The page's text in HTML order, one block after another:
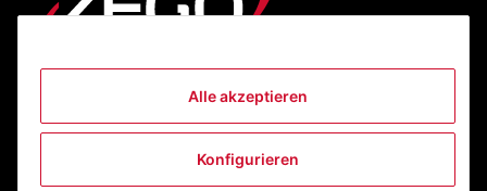
Alle akzeptieren
Konfigurieren
Informationen